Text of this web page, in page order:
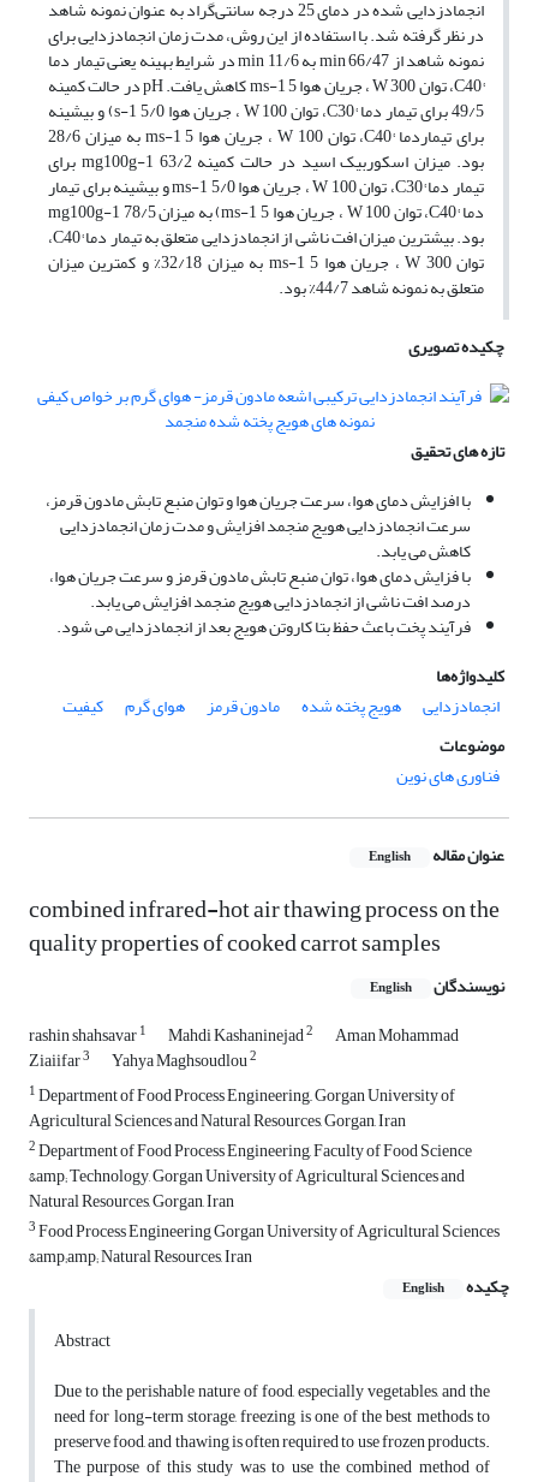
انجمادزدایی شده در دمای 25 درجه سانتی‌گراد به عنوان نمونه شاهد
در نظر گرفته شد. با استفاده از این روش، مدت زمان انجمادزدایی برای
نمونه شاهد از min 66/47 به min 11/6 در شرایط بهینه یعنی تیمار دما
°C40، توان W 300 ، جریان هوا ms-1 5 کاهش یافت. pH در حالت کمینه
49/5 برای تیمار دما °C30، توان W 100 ، جریان هوا s-1 5/0) و بیشینه
برای تیماردما °C40، توان W 100 ، جریان هوا ms-1 5 به میزان 28/6
بود. میزان اسکوربیک اسید در حالت کمینه mg100g-1 63/2 برای
تیمار دما °C30، توان W 100 ، جریان هوا ms-1 5/0 و بیشینه برای تیمار
دما °C40، توان W 100 ، جریان هوا ms-1 5) به میزان mg100g-1 78/5
بود. بیشترین میزان افت ناشی از انجمادزدایی متعلق به تیمار دما °C40،
توان W 300 ، جریان هوا ms-1 5 به میزان 32/18% و کمترین میزان
متعلق به نمونه شاهد 44/7% بود.
چکیده تصویری
تازه های تحقیق
با افزایش دمای هوا، سرعت جریان هوا و توان منبع تابش مادون قرمز،
سرعت انجمادزدایی هویج منجمد افزایش و مدت زمان انجمادزدایی
کاهش می یابد.
با فزایش دمای هوا، توان منبع تابش مادون قرمز و سرعت جریان هوا،
درصد افت ناشی از انجمادزدایی هویج منجمد افزایش می یابد.
فرآیند پخت باعث حفظ بتا کاروتن هویج بعد از انجمادزدایی می شود.
کلیدواژه‌ها
انجمادزدایی
هویج پخته شده مادون قرمز هوای گرم
کیفیت
موضوعات
فناوری های نوین
عنوان مقاله English
combined infrared-hot air thawing process on the
quality properties of cooked carrot samples
نویسندگان English
rashin shahsavar1 Mahdi Kashaninejad2 Aman Mohammad
Ziaiifar3 Yahya Maghsoudlou2
1Department of Food Process Engineering,, Gorgan University of
Agricultural Sciences and Natural Resources, Gorgan, Iran
2Department of Food Process Engineering, Faculty of Food Science
&amp; Technology, Gorgan University of Agricultural Sciences and
Natural Resources, Gorgan, Iran
3Food Process Engineering Gorgan University of Agricultural Sciences
&amp;amp; Natural Resources, Iran
چکیده
English
Abstract
Due to the perishable nature of food, especially vegetables, and the
need for long-term storage, freezing is one of the best methods to
preserve food, and thawing is often required to use frozen products.
The purpose of this study was to use the combined method of